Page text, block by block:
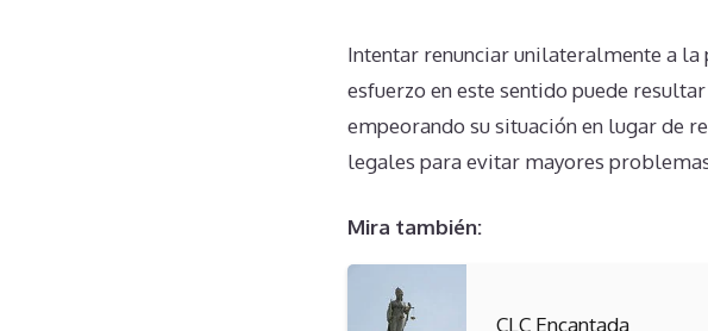
Intentar renunciar unilateralmente a
esfuerzo en este sentido puede
empeorando su situación en lugar de
legales para evitar mayores
Mira también:
CLC Encantada